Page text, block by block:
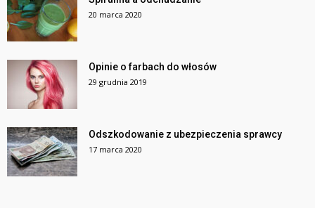
20 marca 2020
Opinie o farbach do włosów
29 grudnia 2019
Odszkodowanie z ubezpieczenia sprawcy
17 marca 2020